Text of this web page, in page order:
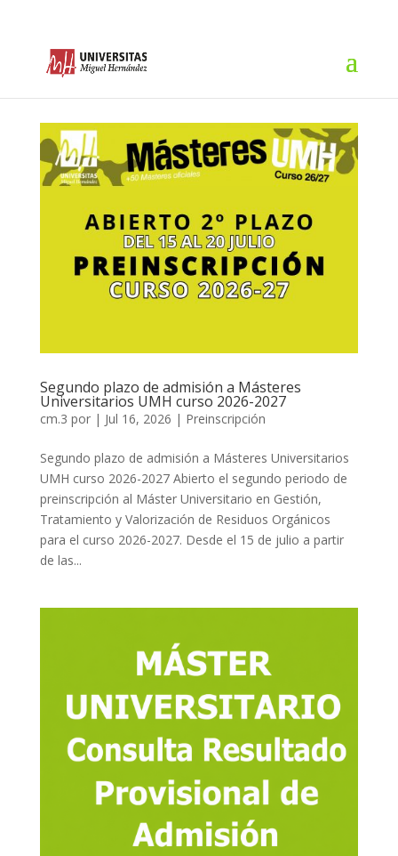
Segundo plazo de admisión a Másteres
Universitarios UMH curso 2026-2027
cm.3 por | Jul 16, 2026 | Preinscripción
Segundo plazo de admisión a Másteres Universitarios
UMH curso 2026-2027 Abierto el segundo periodo de
preinscripción al Máster Universitario en Gestión,
Tratamiento y Valorización de Residuos Orgánicos
para el curso 2026-2027. Desde el 15 de julio a partir
de las...